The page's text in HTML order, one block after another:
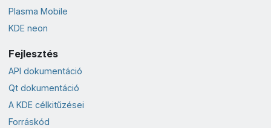
Plasma Mobile
KDE neon
Fejlesztés
API dokumentáció
Qt dokumentáció
A KDE célkitűzései
Forráskód